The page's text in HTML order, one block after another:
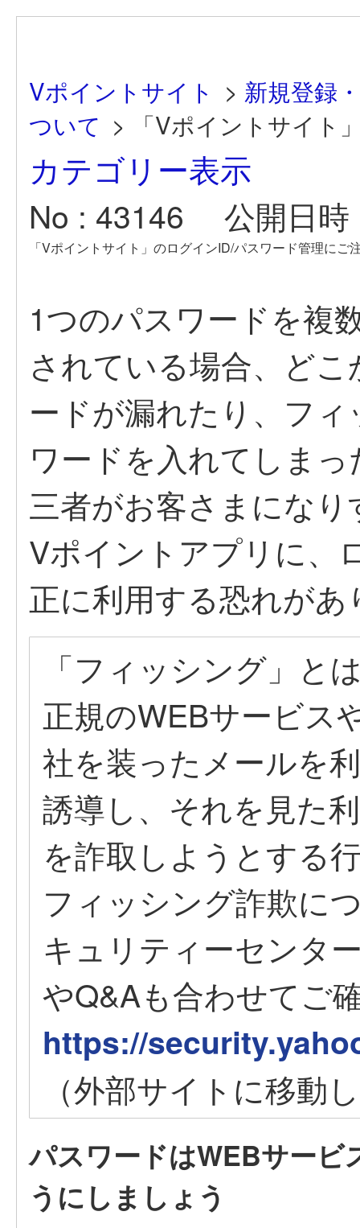
Vポイントサイト > 新規登録
ついて > 「Vポイントサイト
カテゴリー表示
No : 43146
公開日
「Vポイントサイト」のログインID/パスワード管理にご
1つのパスワードを複
されている場合、ど
ードが漏れたり、フ
ワードを入れてしま
三者がお客さまにな
Vポイントアプリに、
正に利用する恐れがあ
「フィッシング」と
正規のWEBサービス
社を装ったメールを
誘導し、それを見た
を詐取しようとする
フィッシング詐欺に
キュリティーセンタ
やQ&Aも合わせてご
https://
（外部サイトに移動
パスワードはWEBサービ
うにしましょう